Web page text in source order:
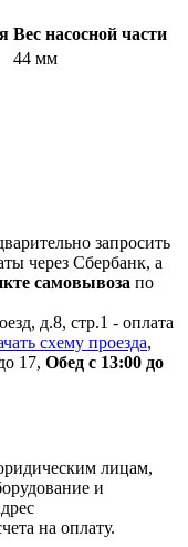
Вес насосной части
44 мм
запросить
через Сбербанк, а
самовывоза по
д.8, стр.1 - оплата
схему проезда,
17, Обед с 13:00 до
лицам,
и
на оплату.